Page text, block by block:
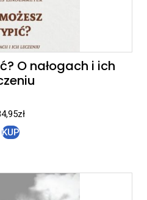
O nałogach i ich
zł
KUP